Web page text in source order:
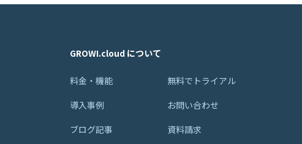
GROWI.cloud について
料金・機能
導入事例
ブログ記事
無料でトライアル
お問い合わせ
資料請求